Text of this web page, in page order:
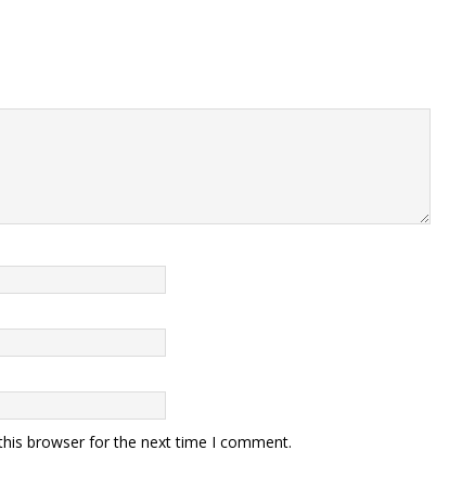
browser for the next time I comment.